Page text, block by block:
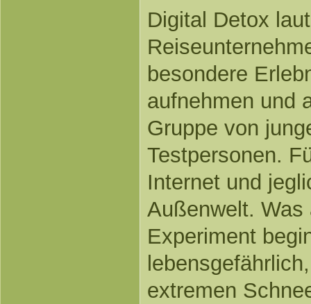
Digital Detox
besondere
aufnehmen und
Gruppe von
Testpersonen.
Internet und
Außenwelt.
Experiment
extremen